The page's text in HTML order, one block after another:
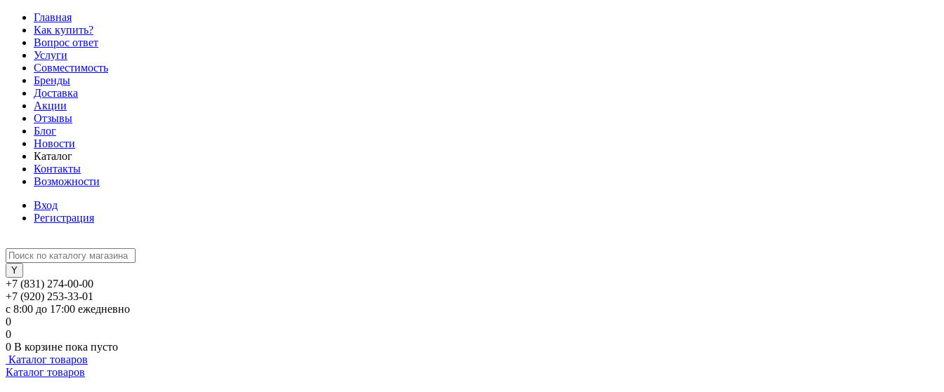
Главная
Как купить?
Вопрос ответ
Услуги
Совместимость
Бренды
Доставка
Акции
Отзывы
Блог
Новости
Каталог
Контакты
Возможности
Вход
Регистрация
+7 (831) 274-00-00
+7 (920) 253-33-01
с 8:00 до 17:00 ежедневно
0
0
0 В корзине пока пусто
Каталог товаров
Каталог товаров